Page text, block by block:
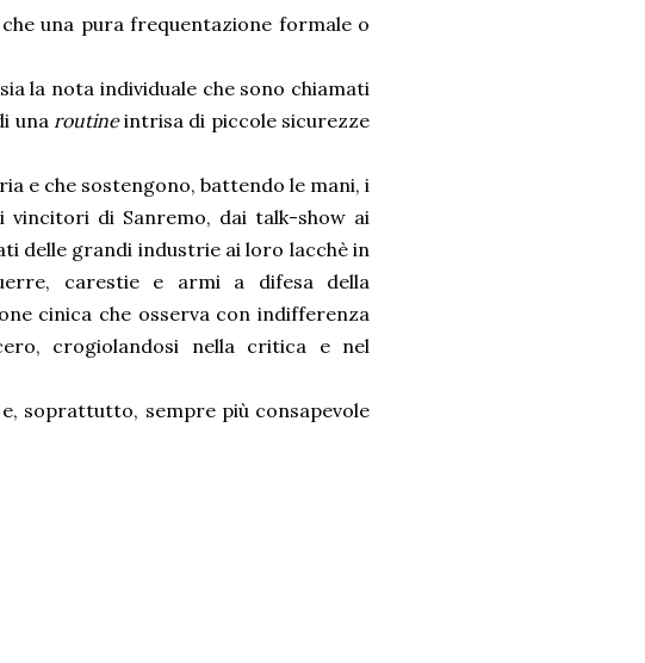
una pura frequentazione formale o
la nota individuale che sono chiamati
una routineintrisa di piccole sicurezze
e che sostengono, battendo le mani, i
di Sanremo, dai talk-show ai
delle grandi industrie ai loro lacchè in
carestie e armi a difesa della
cinica che osserva con indifferenza
crogiolandosi nella critica e nel
soprattutto, sempre più consapevole